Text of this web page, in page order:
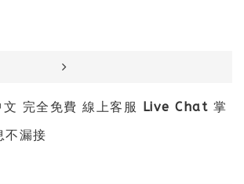
完全免費 線上客服 Live Chat 掌
不漏接